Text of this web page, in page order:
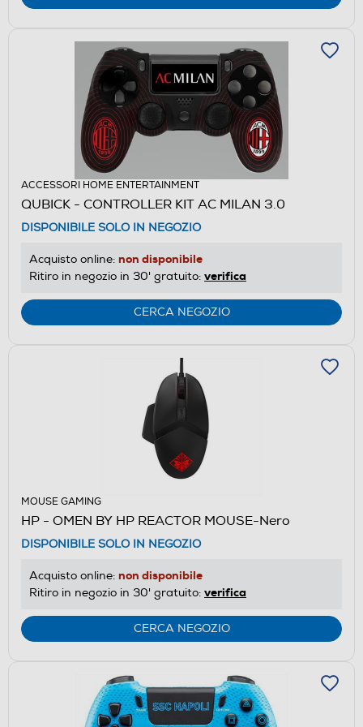
ACCESSORI HOME ENTERTAINMENT
QUBICK - CONTROLLER KIT AC MILAN 3.0
DISPONIBILE SOLO IN NEGOZIO
Acquisto online: non disponibile
Ritiro in negozio in 30' gratuito: verifica
CERCA NEGOZIO
MOUSE GAMING
HP - OMEN BY HP REACTOR MOUSE-Nero
DISPONIBILE SOLO IN NEGOZIO
Acquisto online: non disponibile
Ritiro in negozio in 30' gratuito: verifica
CERCA NEGOZIO